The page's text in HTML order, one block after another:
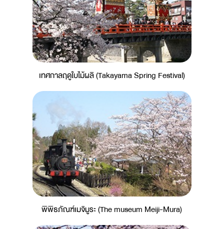
เทศกาลฤดูใบไม้ผลิ (Takayama Spring Festival)
พิพิธภัณฑ์เมจิมูระ (The museum Meiji-Mura)